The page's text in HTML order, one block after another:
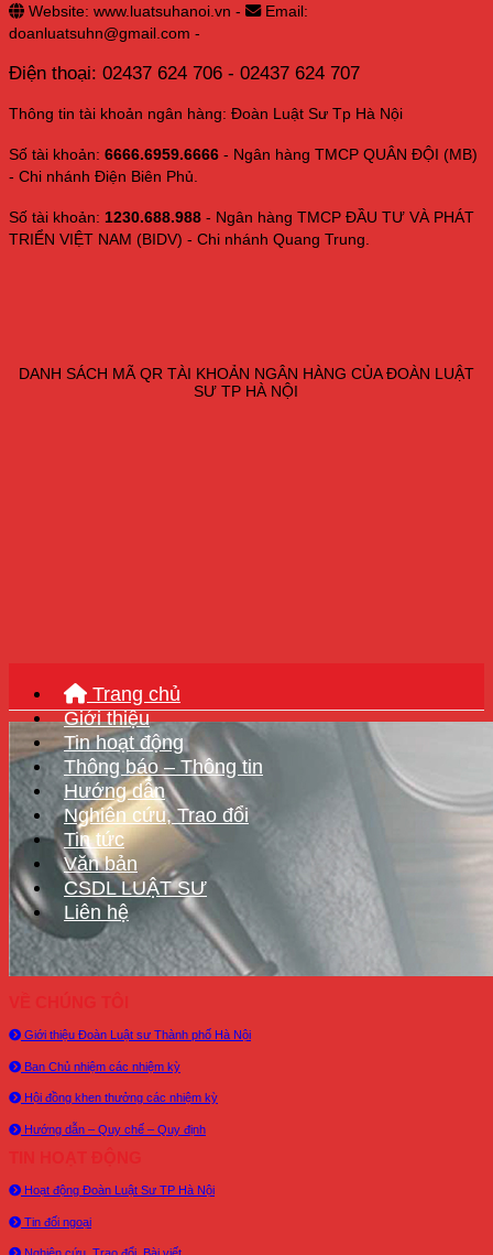
Website: www.luatsuhanoi.vn -
Email:
doanluatsuhn@gmail.com -
Điện thoại: 02437 624 706 - 02437 624 707
Thông tin tài khoản ngân hàng: Đoàn Luật Sư Tp Hà Nội
Số tài khoản: 6666.6959.6666 - Ngân hàng TMCP QUÂN ĐỘI (MB)
- Chi nhánh Điện Biên Phủ.
Số tài khoản: 1230.688.988 - Ngân hàng TMCP ĐẦU TƯ VÀ PHÁT
TRIỂN VIỆT NAM (BIDV) - Chi nhánh Quang Trung.
DANH SÁCH MÃ QR TÀI KHOẢN NGÂN HÀNG CỦA ĐOÀN LUẬT
SƯ TP HÀ NỘI
Trang chủ
Giới thiệu
Tin hoạt động
Thông báo – Thông tin
Hướng dẫn
Nghiên cứu, Trao đổi
Tin tức
Văn bản
CSDL LUẬT SƯ
Liên hệ
Giới thiệu Đoàn Luật sư Thành phố Hà Nội
Ban Chủ nhiệm các nhiệm kỳ
Hội đồng khen thưởng các nhiệm kỳ
Hướng dẫn – Quy chế – Quy định
Hoạt động Đoàn Luật Sư TP Hà Nội
Tin đối ngoại